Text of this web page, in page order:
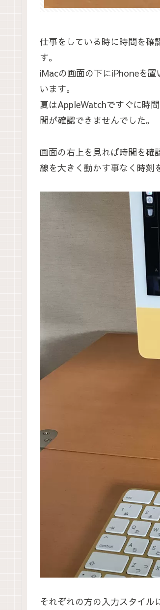
仕事をしている時に時間を確
す。
iMacの画面の下にiPhoneを
います。
夏はAppleWatchですぐに時
間が確認できませんでした。
画面の右上を見れば時間を確
線を大きく動かす事なく時刻
それぞれの方の入力スタイル